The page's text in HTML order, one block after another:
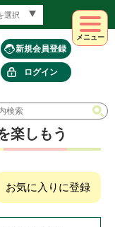
新規会員登録
ログイン
メニュー
楽しもう
お気に入りに登録